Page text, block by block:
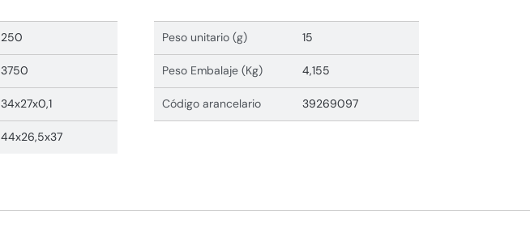
250
3750
34x27x0,1
44x26,5x37
Peso unitario (g) 15
Peso Embalaje (Kg) 4,155
Código arancelario 39269097